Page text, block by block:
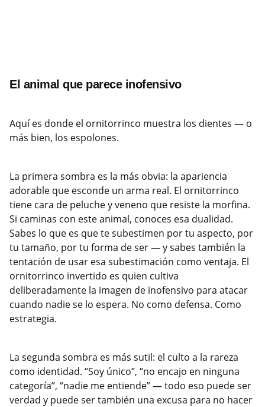
El animal que parece inofensivo
Aquí es donde el ornitorrinco muestra los dientes — o
más bien, los espolones.
La primera sombra es la más obvia: la apariencia
adorable que esconde un arma real. El ornitorrinco
tiene cara de peluche y veneno que resiste la morfina.
Si caminas con este animal, conoces esa dualidad.
Sabes lo que es que te subestimen por tu aspecto, por
tu tamaño, por tu forma de ser — y sabes también la
tentación de usar esa subestimación como ventaja. El
ornitorrinco invertido es quien cultiva
deliberadamente la imagen de inofensivo para atacar
cuando nadie se lo espera. No como defensa. Como
estrategia.
La segunda sombra es más sutil: el culto a la rareza
como identidad. “Soy único”, “no encajo en ninguna
categoría”, “nadie me entiende” — todo eso puede ser
verdad y puede ser también una excusa para no hacer